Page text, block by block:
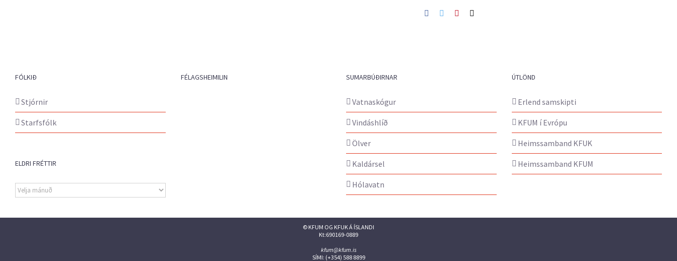
Facebook
TwitterPinterest
FÓLKIÐ
Stjórnir
Starfsfólk
ELDRI FRÉTTIR
Eldri
fréttir
FÉLAGSHEIMILIN SUMARBÚÐIRNAR
Vatnaskógur
Vindáshlíð
Ölver
Kaldársel
Hólavatn
ÚTLÖND
Erlend samskipti
KFUM í Evrópu
Heimssamband KFUK
Heimssamband KFUM
© KFUM OG KFUK Á ÍSLANDI
Kt:690169-0889
kfum@kfum.is
SÍMI: (+354) 588 8899